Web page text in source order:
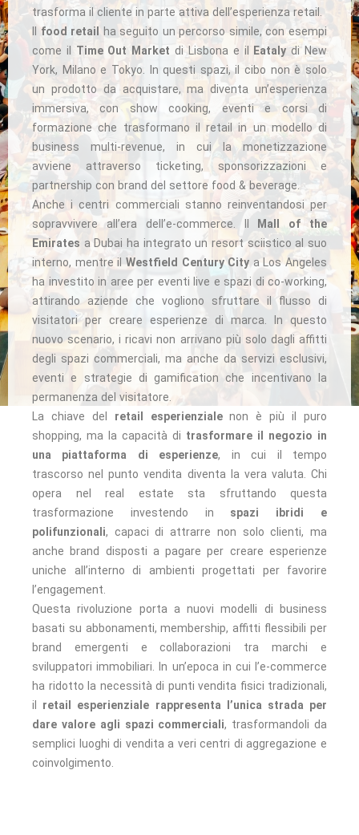
trasforma il cliente in parte attiva dell’esperienza retail.
Il food retail ha seguito un percorso simile, con esempi
come il Time Out Market di Lisbona e il Eataly di New
York, Milano e Tokyo. In questi spazi, il cibo non è solo
un prodotto da acquistare, ma diventa un’esperienza
immersiva, con show cooking, eventi e corsi di
formazione che trasformano il retail in un modello di
business multi-revenue, in cui la monetizzazione
avviene attraverso ticketing, sponsorizzazioni e
partnership con brand del settore food & beverage.
Anche i centri commerciali stanno reinventandosi per
sopravvivere all’era dell’e-commerce. Il Mall of the
Emirates a Dubai ha integrato un resort sciistico al suo
interno, mentre il Westfield Century City a Los Angeles
ha investito in aree per eventi live e spazi di co-working,
attirando aziende che vogliono sfruttare il flusso di
visitatori per creare esperienze di marca. In questo
nuovo scenario, i ricavi non arrivano più solo dagli affitti
degli spazi commerciali, ma anche da servizi esclusivi,
eventi e strategie di gamification che incentivano la
permanenza del visitatore.
La chiave del retail esperienzialenon è più il puro
shopping, ma la capacità di trasformare il negozio in
una piattaforma di esperienze, in cui il tempo
trascorso nel punto vendita diventa la vera valuta. Chi
opera nel real estate sta sfruttando questa
trasformazione investendo in spazi ibridi e
polifunzionali, capaci di attrarre non solo clienti, ma
anche brand disposti a pagare per creare esperienze
uniche all’interno di ambienti progettati per favorire
l’engagement.
Questa rivoluzione porta a nuovi modelli di business
basati su abbonamenti, membership, affitti flessibili per
brand emergenti e collaborazioni tra marchi e
sviluppatori immobiliari. In un’epoca in cui l’e-commerce
ha ridotto la necessità di punti vendita fisici tradizionali,
il retail esperienziale rappresenta l’unica strada per
dare valore agli spazi commerciali, trasformandoli da
semplici luoghi di vendita a veri centri di aggregazione e
coinvolgimento.